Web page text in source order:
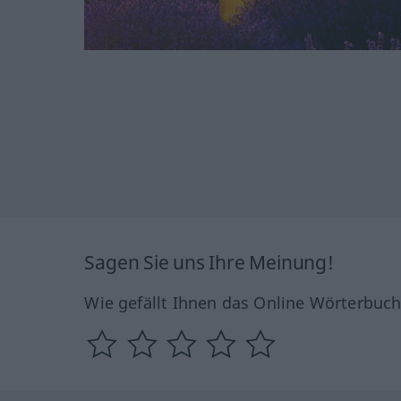
Sagen Sie uns Ihre Meinung!
Wie gefällt Ihnen das Online